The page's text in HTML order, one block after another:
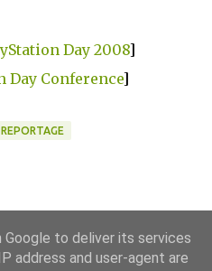
Day 2008]
Day Conference]
REPORTAGE
to deliver its services
address and user-agent are